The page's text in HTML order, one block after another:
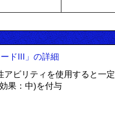
ドIII」の詳細
アビリティを使用すると一
果：中)を付与